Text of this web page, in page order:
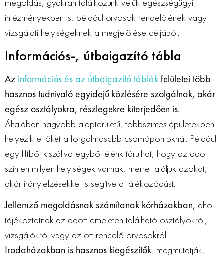
intézményekben is, például orvosok rendelőjének vagy
vizsgálati helyiségeknek a megjelölése céljából.
Információs-, útbaigazító tábla
Az információs és az útbaigazító táblákfelületei több
hasznos tudnivaló egyidejű közlésére szolgálnak, akár
egész osztályokra, részlegekre kiterjedően is.
Általában nagyobb alapterületű, többszintes épületekben
helyezik el őket a forgalmasabb csomópontoknál. Például
egy liftből kiszállva egyből élénk tárulhat, hogy az adott
szinten milyen helyiségek vannak, merre találjuk azokat,
akár irányjelzésekkel is segítve a tájékozódást.
Jellemző megoldásnak számítanak kórházakban, ahol
tájékoztatnak az adott emeleten található osztályokról,
vizsgálókról vagy az ott rendelő orvosokról.
Irodaházakban is hasznos kiegészítők, megmutatják,